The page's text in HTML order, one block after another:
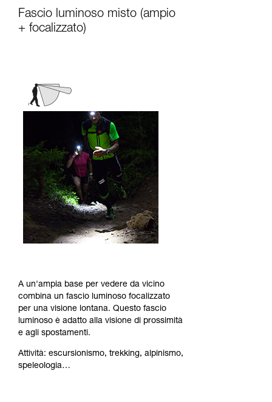
Fascio luminoso misto (ampio
+ focalizzato)
A un'ampia base per vedere da vicino
combina un fascio luminoso focalizzato
per una visione lontana. Questo fascio
luminoso è adatto alla visione di prossimità
e agli spostamenti.
Attività: escursionismo, trekking, alpinismo,
speleologia…